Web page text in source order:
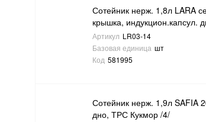
Сотейник нерж. 1,8л LARA
крышка, индукцион.капсул.
Артикул LR03-14
Базовая единица шт
Код 581995
Сотейник нерж. 1,9л SAFIA
дно, ТРС Кукмор /4/